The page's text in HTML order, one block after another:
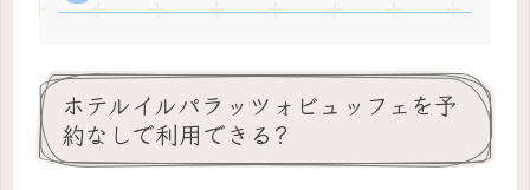
ホテルイルパラッツォビュッフェを予
約なしで利用できる?